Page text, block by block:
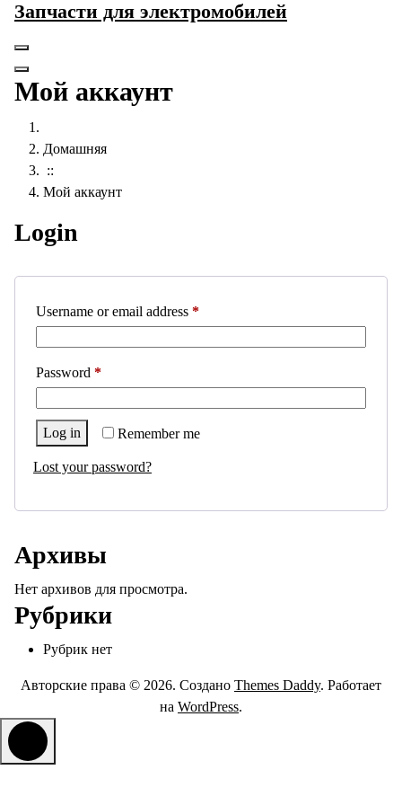
Перейти
содержанию
Запчасти для электромобилей
Мой аккаунт
Домашняя
::
Мой аккаунт
Login
Username or email address *Required
Password *Required
Remember me
Log in
Lost your password?
Архивы
Нет архивов для просмотра.
Рубрики
Рубрик нет
Авторские права © 2026. Создано Themes Daddy. Работает
на WordPress.